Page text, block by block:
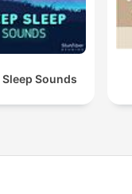
Sleep Sounds